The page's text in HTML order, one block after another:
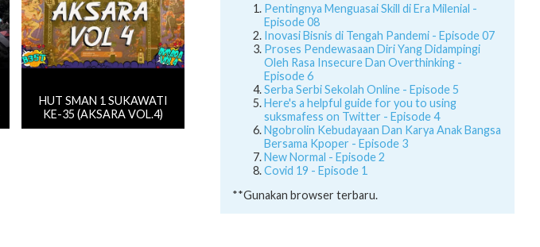
HUT SMAN 1 SUKAWATI
KE-35 (AKSARA VOL.4)
Pentingnya Menguasai Skill di Era Milenial -
Episode 08
Inovasi Bisnis di Tengah Pandemi - Episode 07
Proses Pendewasaan Diri Yang Didampingi
Oleh Rasa Insecure Dan Overthinking -
Episode 6
Serba Serbi Sekolah Online - Episode 5
Here's a helpful guide for you to using
suksmafess on Twitter - Episode 4
Ngobrolin Kebudayaan Dan Karya Anak Bangsa
Bersama Kpoper - Episode 3
New Normal - Episode 2
Covid 19 - Episode 1
**Gunakan browser terbaru.